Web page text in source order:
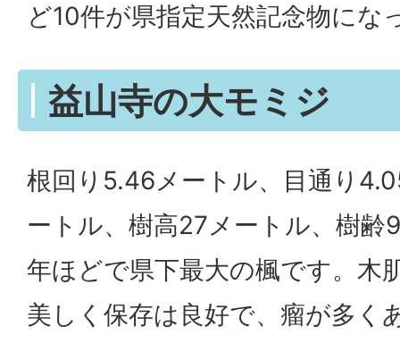
ど10件が県指定天然記念物にな
益山寺の大モミジ
根回り5.46メートル、目通り
ートル、樹高27メートル、樹齢
年ほどで県下最大の楓です。木
美しく保存は良好で、瘤が多く